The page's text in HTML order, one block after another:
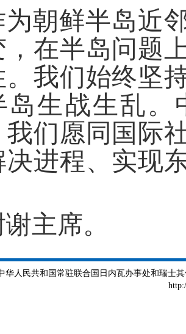
为朝鲜半岛近
，在半岛问题
。我们始终坚
岛生战生乱。
我们愿同国际
决进程、实现
主席。
华人民共和国常驻联合国日内瓦办事处和瑞士